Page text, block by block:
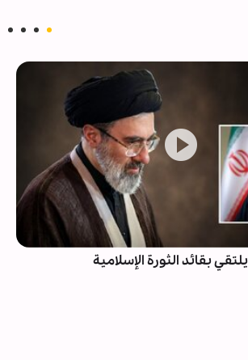
بقائد الثورة الإسلامية